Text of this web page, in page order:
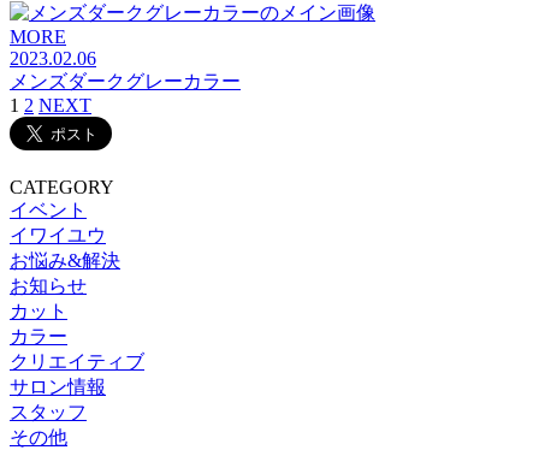
MORE
2023.02.06
メンズダークグレーカラー
1 2 NEXT
CATEGORY
イベント
イワイユウ
お悩み&解決
お知らせ
カット
カラー
クリエイティブ
サロン情報
スタッフ
その他